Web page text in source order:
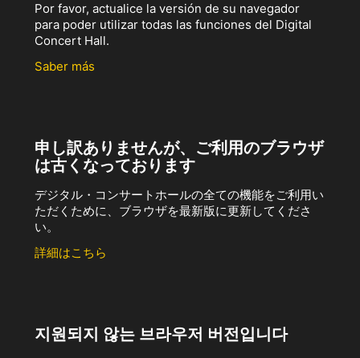
Por favor, actualice la versión de su navegador
para poder utilizar todas las funciones del Digital
Concert Hall.
Saber más
申し訳ありませんが、ご利用のブラウザ
は古くなっております
デジタル・コンサートホールの全ての機能をご利用い
ただくために、ブラウザを最新版に更新してくださ
い。
詳細はこちら
지원되지 않는 브라우저 버전입니다